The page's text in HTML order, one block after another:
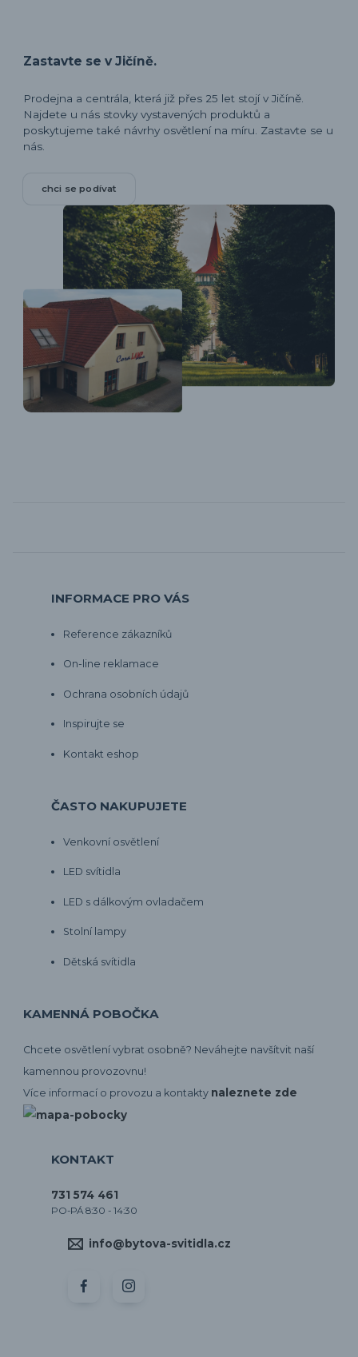
Zastavte se v Jičíně.
Prodejna a centrála, která již přes 25 let stojí v Jičíně.
Najdete u nás stovky vystavených produktů a
poskytujeme také návrhy osvětlení na míru. Zastavte se u
nás.
chci se podívat
INFORMACE PRO VÁS
Reference zákazníků
On-line reklamace
Ochrana osobních údajů
Inspirujte se
Kontakt eshop
ČASTO NAKUPUJETE
Venkovní osvětlení
LED svítidla
LED s dálkovým ovladačem
Stolní lampy
Dětská svítidla
KAMENNÁ POBOČKA
Chcete osvětlení vybrat osobně? Neváhejte navšítvit naší
kamennou provozovnu!
Více informací o provozu a kontakty naleznete zde
KONTAKT
731 574 461
PO-PÁ 8:30 - 14:30
info@bytova-svitidla.cz